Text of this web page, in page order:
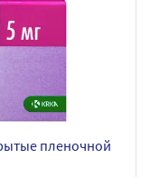
пленочной